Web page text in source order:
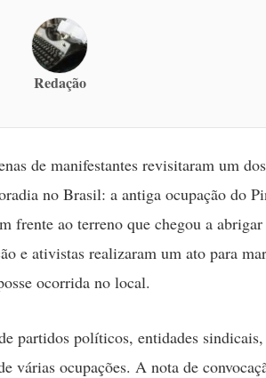
Redação
de manifestantes revisitaram um
no Brasil: a antiga ocupação do
frente ao terreno que chegou a
e ativistas realizaram um ato para
ocorrida no local.
partidos políticos, entidades sindicais,
várias ocupações. A nota de